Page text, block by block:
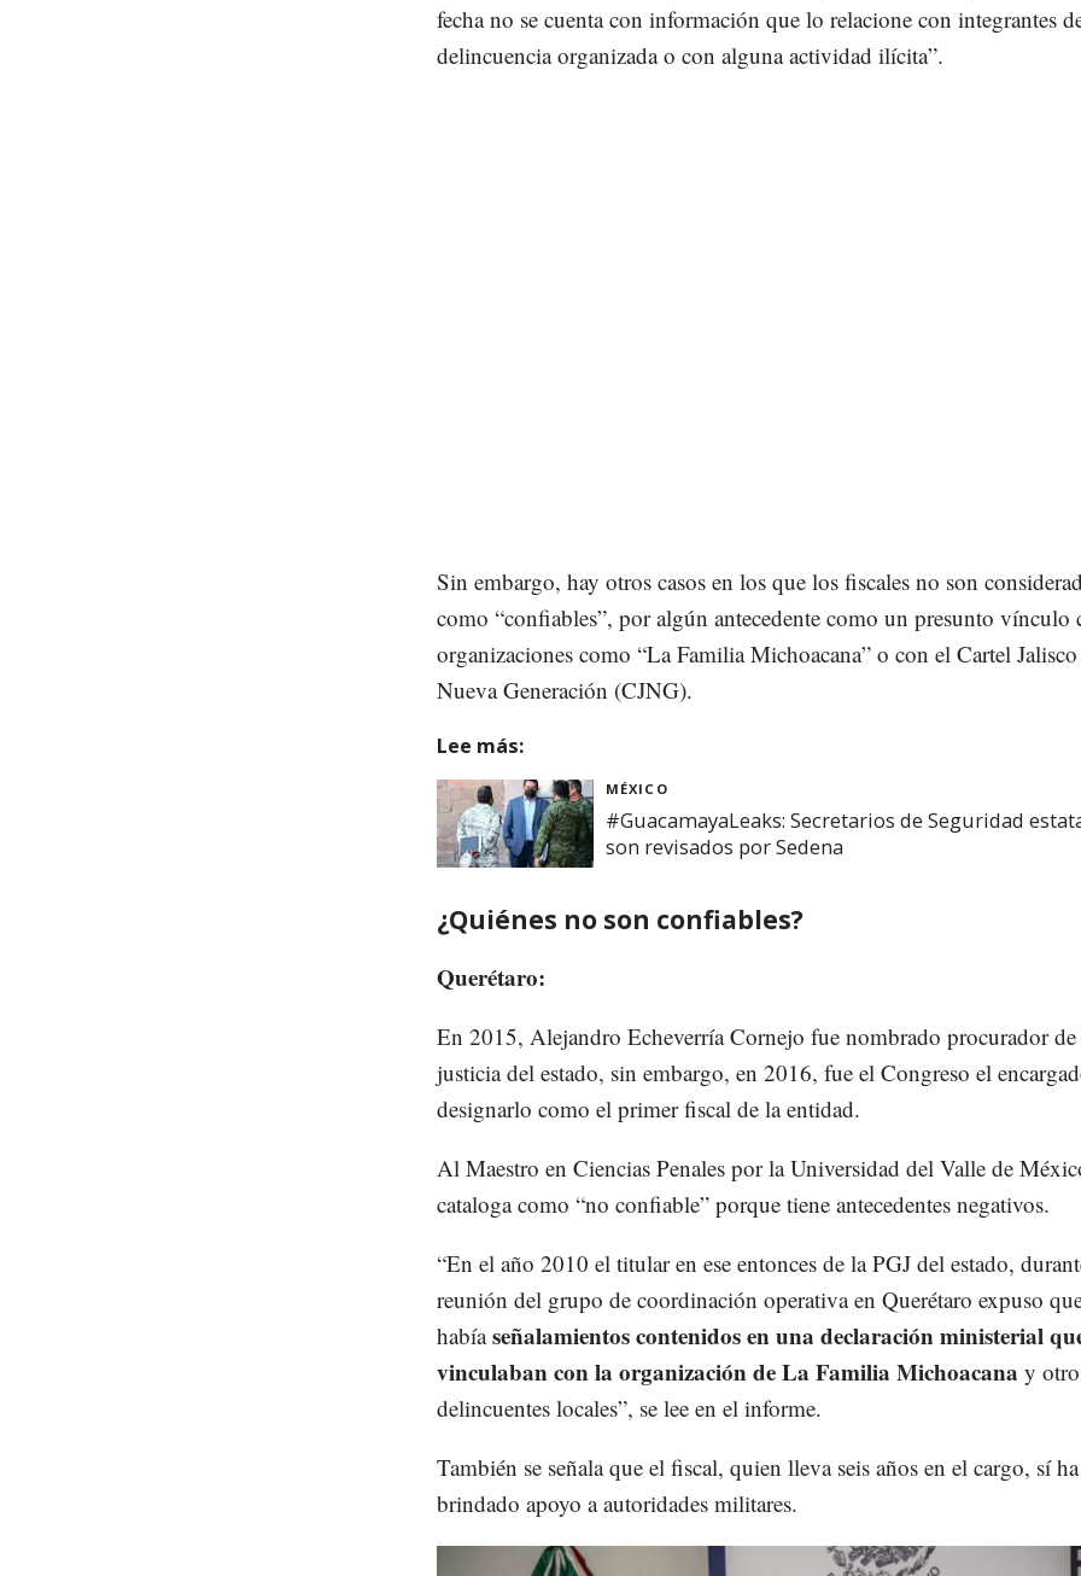
fecha no se cuenta con información que lo relacione con integrantes
delincuencia organizada o con alguna actividad ilícita”.
Sin embargo, hay otros casos en los que los fiscales no son
como “confiables”, por algún antecedente como un presunto vínculo
organizaciones como “La Familia Michoacana” o con el Cartel Jalisco
Nueva Generación (CJNG).
Lee más:
MÉXICO
#GuacamayaLeaks: Secretarios de Seguridad
son revisados por Sedena
¿Quiénes no son confiables?
Querétaro:
En 2015, Alejandro Echeverría Cornejo fue nombrado procurador de
justicia del estado, sin embargo, en 2016, fue el Congreso el
designarlo como el primer fiscal de la entidad.
Al Maestro en Ciencias Penales por la Universidad del Valle de
cataloga como “no confiable” porque tiene antecedentes negativos.
“En el año 2010 el titular en ese entonces de la PGJ del estado,
reunión del grupo de coordinación operativa en Querétaro expuso
habíaseñalamientos contenidos en una declaración ministerial
vinculaban con la organización de La Familia Michoacana y
delincuentes locales”, se lee en el informe.
También se señala que el fiscal, quien lleva seis años en el cargo, sí ha
brindado apoyo a autoridades militares.